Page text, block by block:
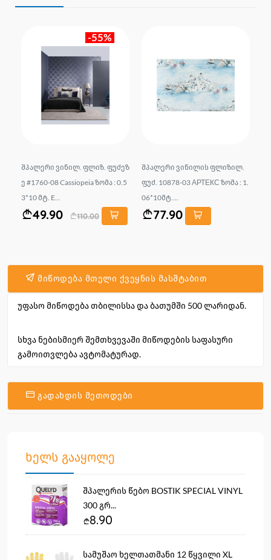
-55%
შპალერი ვინილ. ფლიზ. ფუძეზ
ე #1760-08 Cassiopeia ზომა : 0.5
3*10 მტ. E...
49.90 110.00
შპალერი ვინილის ფლიზილ.
ფუძ. 10878-03 АРТЕКС ზომა : 1.
06*10მტ....
77.90
მიწოდება მთელი ქვეყნის მასშტაბით
უფასო მიწოდება თბილისსა და ბათუმში 500 ლარიდან.
სხვა ნებისმიერ შემთხვევაში მიწოდების საფასური
გამოითვლება ავტომატურად.
გადახდის მეთოდები
ხელს გააყოლე
შპალერის წებო BOSTIK SPECIAL VINYL
300 გრ...
8.90
სამუშაო ხელთათმანი 12 წყვილი XL